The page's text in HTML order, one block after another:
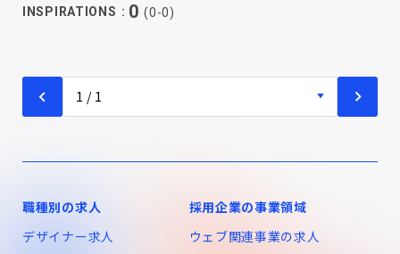
INSPIRATIONS 0 (0-0)
職種別の求人
デザイナー求人
採用企業の事業領域
ウェブ関連事業の求人